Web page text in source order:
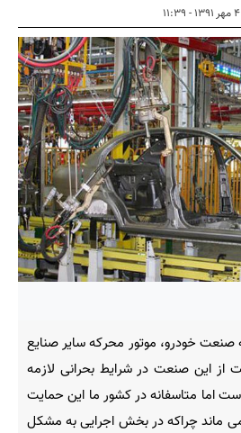
۴ مهر ۱۳۹۱ - ۱۱:۳۹
خودرو، موتور محرکه سایر صنایع
این صنعت در شرایط بحرانی لازمه
اما متاسفانه در کشور ما این حمایت
ماند چراکه در بخش اجرایی به مشکل